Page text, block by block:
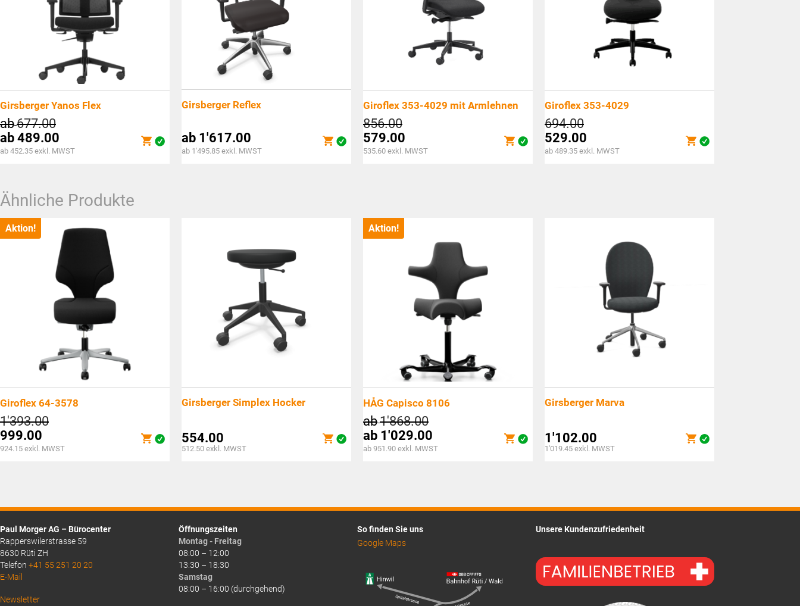
Girsberger Yanos Flex
ab677.00
ab 489.00
ab 452.35 exkl. MWST
Girsberger Reflex
ab 1'617.00
ab 1'495.85 exkl. MWST
Giroflex 353-4029 mit Armlehnen
856.00Ursprünglicher
Preis
war:
579.00
Aktueller
535.60 exkl. MWST
Giroflex 353-4029
694.00
529.00
ab 489.35 exkl. MWST
Ähnliche Produkte
Aktion!
Giroflex 64-3578
1'393.00Ursprünglicher
war:
999.00
Aktueller
924.15 exkl. MWST
Girsberger Simplex Hocker
554.00
512.50 exkl. MWST
Aktion!
HÅG Capisco 8106
ab1'868.00
ab 1'029.00
ab 951.90 exkl. MWST
Girsberger Marva
1'102.00
1'019.45 exkl. MWST
Paul Morger AG – Bürocenter
Rapperswilerstrasse 59
8630 Rüti ZH
Telefon +41 55 251 20 20
E-Mail
Above
Newsletter
Öffnungszeiten
Montag - Freitag
08:00 – 12:00
13:30 – 18:30
Samstag
08:00 – 16:00 (durchgehend)
So finden Sie uns
Google Maps
Unsere Kundenzufriedenheit